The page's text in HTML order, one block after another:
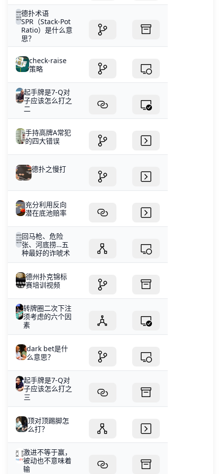
德扑术语
SPR（Stack-Pot
Ratio）是什么意
思？
check-raise
策略
起手牌是7-Q对
子应该怎么打之
二
手持高牌A常犯
的四大错误
德扑之慢打
充分利用反向
潜在底池赔率
回马枪、危险
张、河底捞…五
种最好的诈唬术
德州扑克锦标
赛培训视频
转牌圈二次下注
须考虑的六个因
素
dark bet是什
么意思？
起手牌是7-Q对
子应该怎么打之
三
顶对顶踢脚怎
么打？
激进不等于赢，
被动也不意味着
输